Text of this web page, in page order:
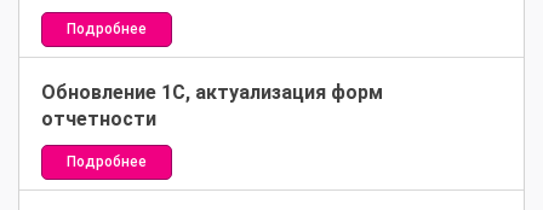
Подробнее
Обновление 1С, актуализация форм
отчетности
Подробнее